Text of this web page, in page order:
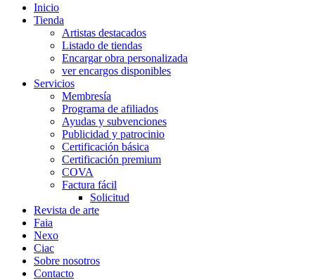
Inicio
Tienda
Artistas destacados
Listado de tiendas
Encargar obra personalizada
ver encargos disponibles
Servicios
Membresía
Programa de afiliados
Ayudas y subvenciones
Publicidad y patrocinio
Certificación básica
Certificación premium
COVA
Factura fácil
Solicitud
Revista de arte
Faia
Nexo
Ciac
Sobre nosotros
Contacto